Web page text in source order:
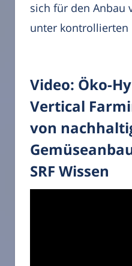
sich für den Anbau
unter kontrollierten
Video: Öko-
Vertical
von
SRF Wissen